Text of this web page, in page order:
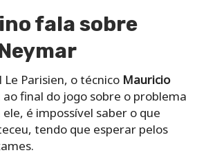
fala sobre
Le Parisien, o técnico Mauricio
final do jogo sobre o problema
é impossível saber o que
tendo que esperar pelos